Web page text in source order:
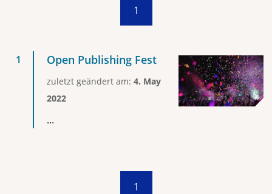
1
Open Publishing Fest
zuletzt geändert am: 4. May
2022
...
1